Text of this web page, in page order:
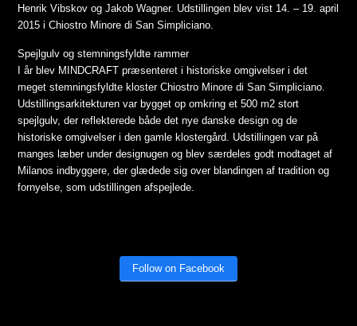
Henrik Vibskov og Jakob Wagner. Udstillingen blev vist 14. – 19. april
2015 i Chiostro Minore di San Simpliciano.
Spejlgulv og stemningsfyldte rammer
I år blev MINDCRAFT præsenteret i historiske omgivelser i det
meget stemningsfyldte kloster Chiostro Minore di San Simpliciano.
Udstillingsarkitekturen var bygget op omkring et 500 m2 stort
spejlgulv, der reflekterede både det nye danske design og de
historiske omgivelser i den gamle klostergård. Udstillingen var på
manges læber under designugen og blev særdeles godt modtaget af
Milanos indbyggere, der glædede sig over blandingen af tradition og
fornyelse, som udstillingen afspejlede.
Follow on Facebook